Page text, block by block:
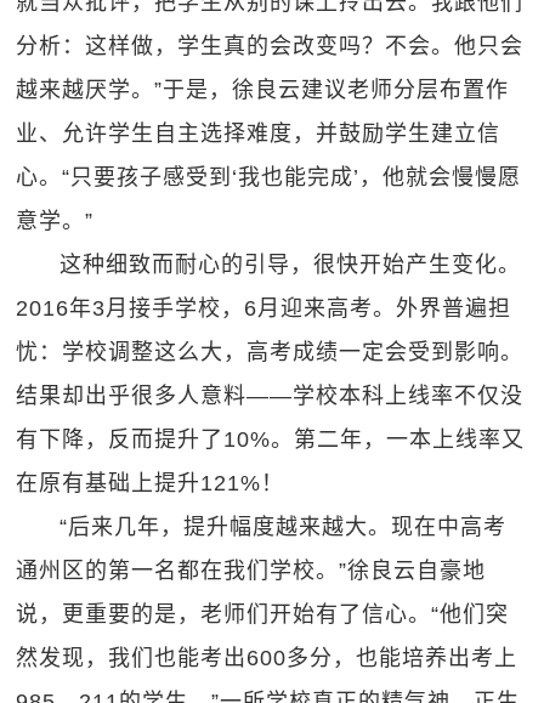
分析：这样做，学生真的会改变吗？不会。他只会
越来越厌学。”于是，徐良云建议老师分层布置作
业、允许学生自主选择难度，并鼓励学生建立信
心。“只要孩子感受到‘我也能完成’，他就会慢慢愿
意学。”
这种细致而耐心的引导，很快开始产生变化。
2016年3月接手学校，6月迎来高考。外界普遍担
忧：学校调整这么大，高考成绩一定会受到影响。
结果却出乎很多人意料——学校本科上线率不仅没
有下降，反而提升了10%。第二年，一本上线率又
在原有基础上提升121%！
“后来几年，提升幅度越来越大。现在中高考
通州区的第一名都在我们学校。”徐良云自豪地
说，更重要的是，老师们开始有了信心。“他们突
然发现，我们也能考出600多分，也能培养出考上